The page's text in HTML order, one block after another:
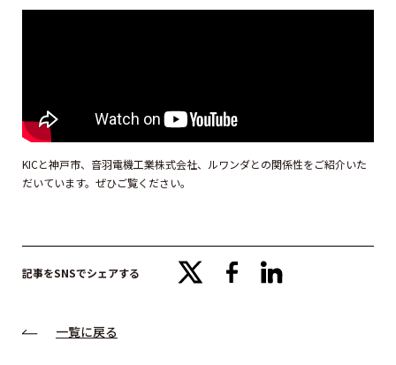
KICと神戸市、音羽電機工業株式会社、ルワンダとの関係性をご紹介いた
だいています。ぜひご覧ください。
記事をSNSでシェアする facebooklinkedin
一覧に戻る